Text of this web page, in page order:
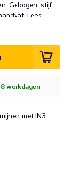
Gebogen, stijf
Lees
werkdagen
met IN3